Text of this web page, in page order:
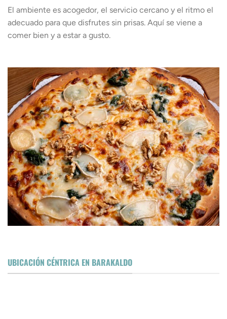
El ambiente es acogedor, el servicio cercano y el ritmo el
adecuado para que disfrutes sin prisas. Aquí se viene a
comer bien y a estar a gusto.
UBICACIÓN CÉNTRICA EN BARAKALDO